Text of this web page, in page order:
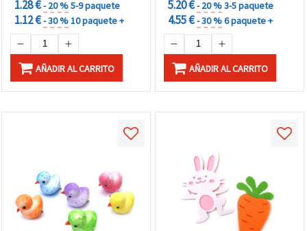
1.28 €- 20 %5-9 paquete
1.12 €- 30 %10 paquete +
AÑADIR AL CARRITO
5.20 €- 20 %3-5 paquete
4.55 €- 30 %6 paquete +
AÑADIR AL CARRITO